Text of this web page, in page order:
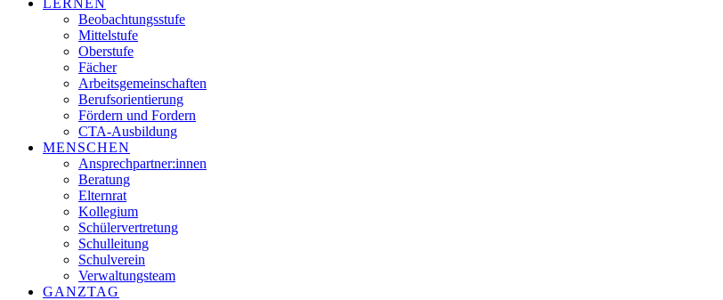
LERNEN
Beobachtungsstufe
Mittelstufe
Oberstufe
Fächer
Arbeitsgemeinschaften
Berufsorientierung
Fördern und Fordern
CTA-Ausbildung
MENSCHEN
Ansprechpartner:innen
Beratung
Elternrat
Kollegium
Schülervertretung
Schulleitung
Schulverein
Verwaltungsteam
GANZTAG